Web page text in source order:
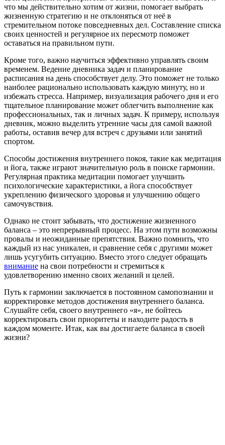
что мы действительно хотим от жизни, помогает выбрать
жизненную стратегию и не отклоняться от неё в
стремительном потоке повседневных дел. Составление списка
своих ценностей и регулярное их пересмотр поможет
оставаться на правильном пути.
Кроме того, важно научиться эффективно управлять своим
временем. Ведение дневника задач и планирование
расписания на день способствует делу. Это поможет не только
наиболее рационально использовать каждую минуту, но и
избежать стресса. Например, визуализация рабочего дня и его
тщательное планирование может облегчить выполнение как
профессиональных, так и личных задач. К примеру, используя
дневник, можно выделить утренние часы для самой важной
работы, оставив вечер для встреч с друзьями или занятий
спортом.
Способы достижения внутреннего покоя, такие как медитация
и йога, также играют значительную роль в поиске гармонии.
Регулярная практика медитации помогает улучшить
психологические характеристики, а йога способствует
укреплению физического здоровья и улучшению общего
самочувствия.
Однако не стоит забывать, что достижение жизненного
баланса – это непрерывный процесс. На этом пути возможны
провалы и неожиданные препятствия. Важно помнить, что
каждый из нас уникален, и сравнение себя с другими может
лишь усугубить ситуацию. Вместо этого следует обращать
внимание на свои потребности и стремиться к
удовлетворению именно своих желаний и целей.
Путь к гармонии заключается в постоянном самопознании и
корректировке методов достижения внутреннего баланса.
Слушайте себя, своего внутреннего «я», не бойтесь
корректировать свои приоритеты и находите радость в
каждом моменте. Итак, как вы достигаете баланса в своей
жизни?